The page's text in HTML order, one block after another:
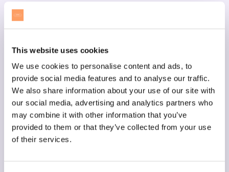
This website uses cookies
We use cookies to personalise content and ads, to
provide social media features and to analyse our traffic.
We also share information about your use of our site with
our social media, advertising and analytics partners who
may combine it with other information that you’ve
provided to them or that they’ve collected from your use
of their services.
Scratch ile Blok Kodlama